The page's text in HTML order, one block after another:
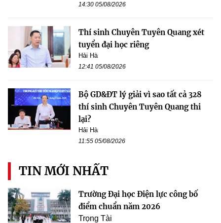
14:30 05/08/2026
Thí sinh Chuyên Tuyên Quang xét
tuyển đại học riêng
Hải Hà
12:41 05/08/2026
Bộ GD&ĐT lý giải vì sao tất cả 328
thí sinh Chuyên Tuyên Quang thi
lại?
Hải Hà
11:55 05/08/2026
TIN MỚI NHẤT
Trường Đại học Điện lực công bố
điểm chuẩn năm 2026
Trọng Tài